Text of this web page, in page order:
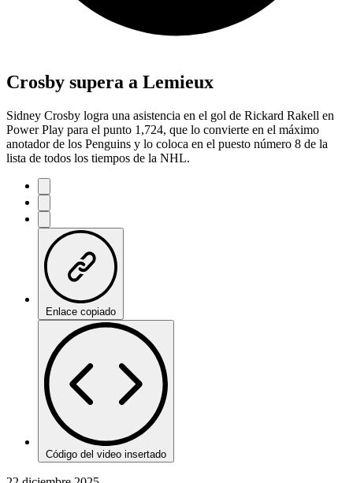
Crosby supera a Lemieux
Sidney Crosby logra una asistencia en el gol de Rickard Rakell en
Power Play para el punto 1,724, que lo convierte en el máximo
anotador de los Penguins y lo coloca en el puesto número 8 de la
lista de todos los tiempos de la NHL.
Enlace copiado
Código del video insertado